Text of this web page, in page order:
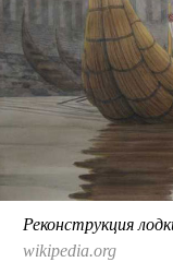
Реконструкция
wikipedia.org